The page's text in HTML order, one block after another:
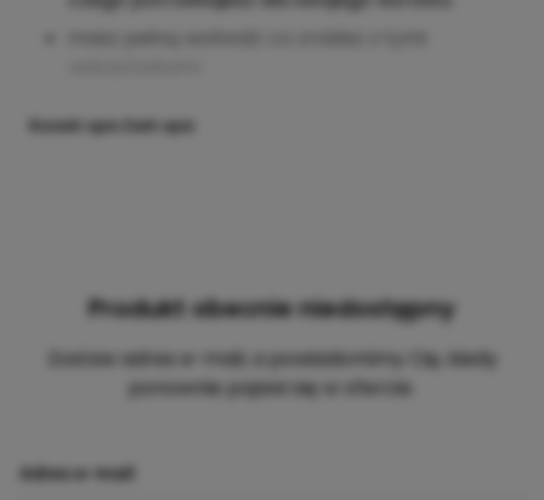
Rozwiń opis Zwiń opis
Produkt obecnie niedostępny
Zostaw adres e-mail, a powiadomimy Cię, kiedy
ponownie pojawi się w ofercie.
Adres e-mail